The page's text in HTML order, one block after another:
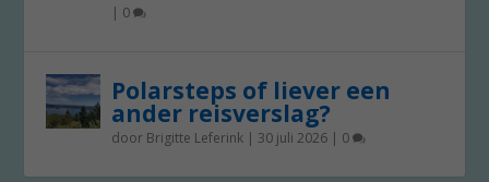
| 0
Polarsteps of liever een
ander reisverslag?
door Brigitte Leferink | 30 juli 2026 | 0